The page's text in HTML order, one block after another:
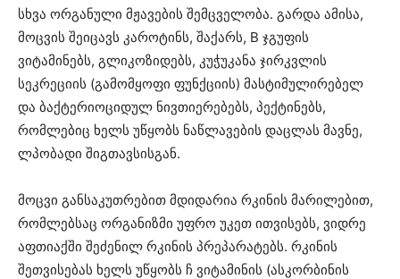
სხვა ორგანული მჟავების შემცველობა. გარდა ამისა,
მოცვის შეიცავს კაროტინს, შაქარს, B ჯგუფის
ვიტამინებს, გლიკოზიდებს, კუჭუკანა ჯირკვლის
სეკრეციის (გამომყოფი ფუნქციის) მასტიმულირებელ
და ბაქტერიოციდულ ნივთიერებებს, პექტინებს,
რომლებიც ხელს უწყობს ნაწლავების დაცლას მავნე,
ლპობადი შიგთავსისგან.
მოცვი განსაკუთრებით მდიდარია რკინის მარილებით,
რომლებსაც ორგანიზმი უფრო უკეთ ითვისებს, ვიდრე
აფთიაქში შეძენილ რკინის პრეპარატებს. რკინის
შეთვისებას ხელს უწყობს ჩ ვიტამინის (ასკორბინის